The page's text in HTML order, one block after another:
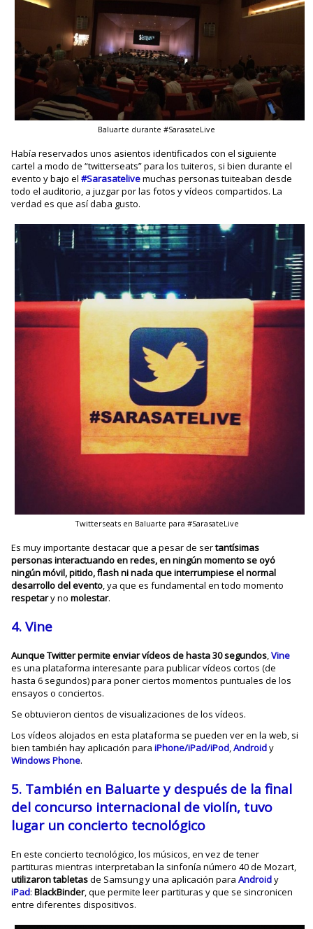
Baluarte durante #SarasateLive
Había reservados unos asientos identificados con el siguiente
cartel a modo de “twitterseats” para los tuiteros, si bien durante el
evento y bajo el#Sarasatelivemuchas personas tuiteaban desde
todo el auditorio, a juzgar por las fotos y vídeos compartidos. La
verdad es que así daba gusto.
Twitterseats en Baluarte para #SarasateLive
Es muy importante destacar que a pesar de sertantísimas
personas interactuando en redes, en ningún momento se oyó
ningún móvil, pitido, flash ni nada que interrumpiese el normal
desarrollo del evento, ya que es fundamental en todo momento
respetary nomolestar.
4.Vine
Aunque Twitter permite enviar vídeos de hasta 30 segundos,Vine
es una plataforma interesante para publicar vídeos cortos (de
hasta 6 segundos) para poner ciertos momentos puntuales de los
ensayos o conciertos.
Se obtuvieron cientos de visualizaciones de los vídeos.
Los vídeos alojados en esta plataforma se pueden ver en la web, si
bien también hay aplicación paraiPhone/iPad/iPod,Androidy
Windows Phone.
5. También en Baluarte y después de la final
del concurso internacional de violín, tuvo
lugar un concierto tecnológico
En este concierto tecnológico, los músicos, en vez de tener
partituras mientras interpretaban la sinfonía número 40 de Mozart,
utilizaron tabletasde Samsung y una aplicación paraAndroidy
iPad:BlackBinder, que permite leer partituras y que se sincronicen
entre diferentes dispositivos.